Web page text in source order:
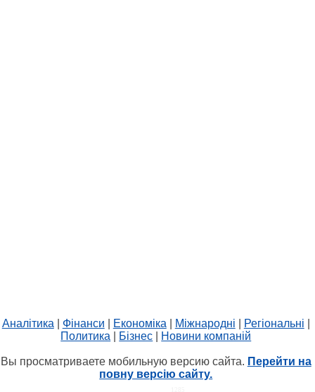
Аналітика Фінанси Економіка Міжнародні Регіональні
Политика
Бізнес Новини компаній
Вы просматриваете мобильную версию сайта. Перейти на
повну версію сайту.